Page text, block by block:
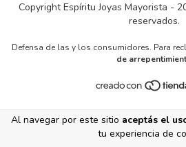
Al navegar por este sitio aceptás el
tu experiencia de
Copyright Espíritu Joyas Mayorista -
reservados.
Defensa de las y los consumidores. Para
de